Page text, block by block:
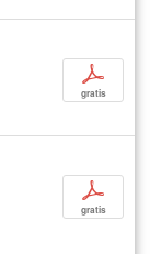
p
gratis
p
gratis